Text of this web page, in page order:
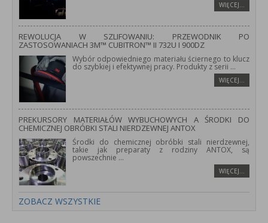
WIĘCEJ…
REWOLUCJA W SZLIFOWANIU: PRZEWODNIK PO
ZASTOSOWANIACH 3M™ CUBITRON™ II 732U I 900DZ
Wybór odpowiedniego materiału ściernego to klucz
do szybkiej i efektywnej pracy. Produkty z serii ...
WIĘCEJ…
PREKURSORY MATERIAŁÓW WYBUCHOWYCH A ŚRODKI DO
CHEMICZNEJ OBRÓBKI STALI NIERDZEWNEJ ANTOX
Środki do chemicznej obróbki stali nierdzewnej,
takie jak preparaty z rodziny ANTOX, są
powszechnie...
WIĘCEJ…
ZOBACZ WSZYSTKIE